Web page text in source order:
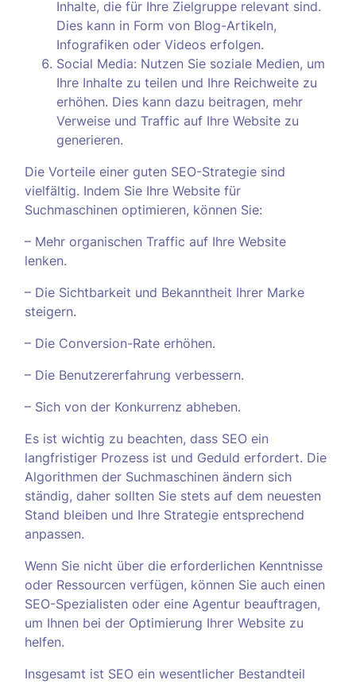
Inhalte, die für Ihre Zielgruppe relevant sind.
Dies kann in Form von Blog-Artikeln,
Infografiken oder Videos erfolgen.
Social Media: Nutzen Sie soziale Medien, um
Ihre Inhalte zu teilen und Ihre Reichweite zu
erhöhen. Dies kann dazu beitragen, mehr
Verweise und Traffic auf Ihre Website zu
generieren.
Die Vorteile einer guten SEO-Strategie sind
vielfältig. Indem Sie Ihre Website für
Suchmaschinen optimieren, können Sie:
– Mehr organischen Traffic auf Ihre Website
lenken.
– Die Sichtbarkeit und Bekanntheit Ihrer Marke
steigern.
– Die Conversion-Rate erhöhen.
– Die Benutzererfahrung verbessern.
– Sich von der Konkurrenz abheben.
Es ist wichtig zu beachten, dass SEO ein
langfristiger Prozess ist und Geduld erfordert. Die
Algorithmen der Suchmaschinen ändern sich
ständig, daher sollten Sie stets auf dem neuesten
Stand bleiben und Ihre Strategie entsprechend
anpassen.
Wenn Sie nicht über die erforderlichen Kenntnisse
oder Ressourcen verfügen, können Sie auch einen
SEO-Spezialisten oder eine Agentur beauftragen,
um Ihnen bei der Optimierung Ihrer Website zu
helfen.
Insgesamt ist SEO ein wesentlicher Bestandteil